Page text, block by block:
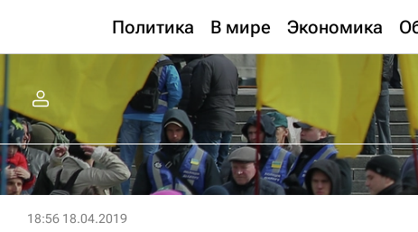
Политика В мире Экономика
18:56 18.04.2019